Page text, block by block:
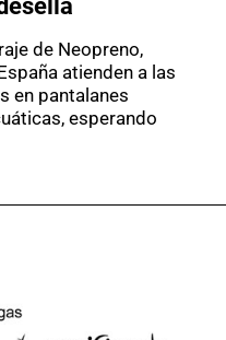
de Neopreno,
atienden a las
en pantalanes
esperando